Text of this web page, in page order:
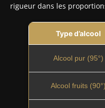
rigueur dans les
Type d’alcool
Alcool pur (95°)
Alcool fruits (90°)